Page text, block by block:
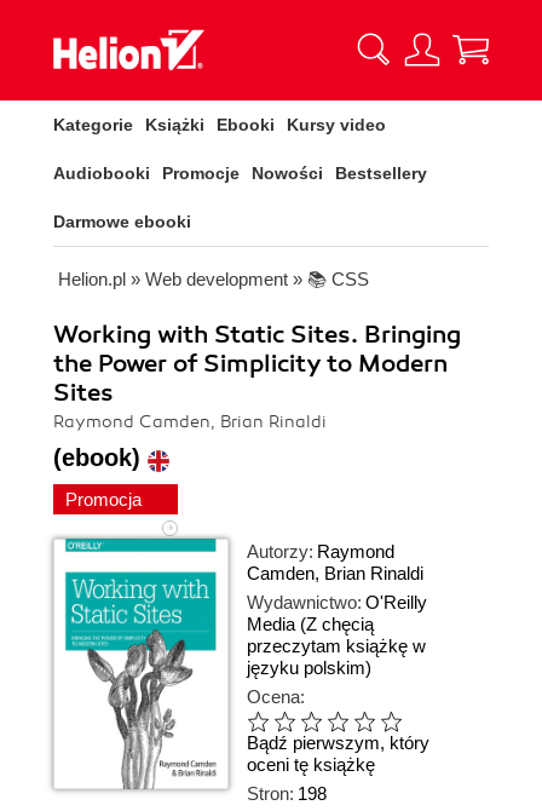
Kategorie Książki Ebooki Kursy video
Audiobooki Promocje Nowości Bestsellery
Darmowe ebooki
Helion.pl » Web development » 📚 CSS
Working with Static Sites. Bringing
the Power of Simplicity to Modern
Sites
Raymond Camden, Brian Rinaldi
(ebook)
Promocja
Autorzy: Raymond
Camden, Brian Rinaldi
Wydawnictwo: O'Reilly
Media (Z chęcią
przeczytam książkę w
języku polskim)
Ocena:
Bądź pierwszym, który
oceni tę książkę
Stron: 198